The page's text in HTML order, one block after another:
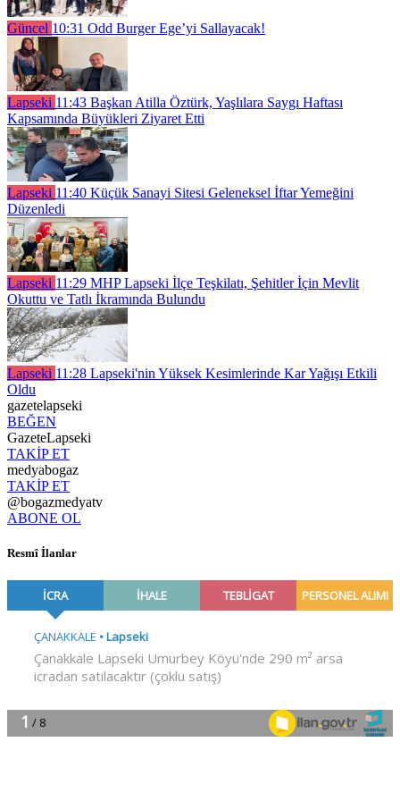
Güncel 10:31 Odd Burger Ege’yi Sallayacak!
Lapseki 11:43 Başkan Atilla Öztürk, Yaşlılara Saygı Haftası
Kapsamında Büyükleri Ziyaret Etti
Lapseki 11:40 Küçük Sanayi Sitesi Geleneksel İftar Yemeğini
Düzenledi
Lapseki 11:29 MHP Lapseki İlçe Teşkilatı, Şehitler İçin Mevlit
Okuttu ve Tatlı İkramında Bulundu
Lapseki 11:28 Lapseki'nin Yüksek Kesimlerinde Kar Yağışı Etkili
Oldu
gazetelapseki
BEĞEN
GazeteLapseki
TAKİP ET
medyabogaz
TAKİP ET
@bogazmedyatv
ABONE OL
Resmî İlanlar